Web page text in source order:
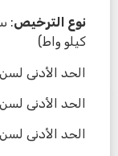
نوع الترخيص
كيلو واط)
الحد الأدنى لسن
الحد الأدنى لسن
الحد الأدنى لسن